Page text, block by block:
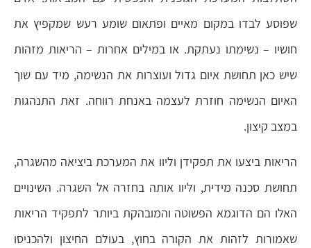
שפוסע לבדו במקום מאיים ופתאום שומע רעש שמקפיץ את
חושיו – נשימתו נעתקת. או במילים אחרות – הריאות מזהות
שיש כאן תחושת איום גדול ועוצרות את הנשימה, מיד עם שוך
האיום הנשימה חוזרת לעצמה באנחת רווחה. זאת התנהגות
במצב קיצון.
הריאות ביצעו את תפקידן וליוו את המערכת ביציאה מהשגרה,
תחושת סכנה מידית, וליוו אותה בחזרה אל השגרה. השינויים
האלו הם הדוגמא הפשוטה והמובהקת ביותר לתפקיד הריאות
שאמורות לזהות את הקורה בחוץ, בעולם החיצון ולהכניסו